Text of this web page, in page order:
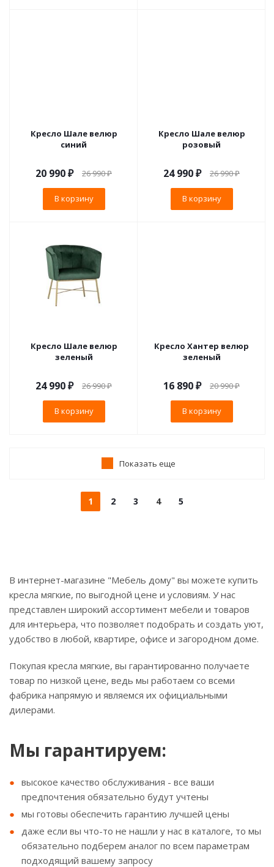
Кресло Шале велюр
синий
20 990₽ 26 990₽
В корзину
Кресло Шале велюр
розовый
24 990₽ 26 990₽
В корзину
Кресло Шале велюр
зеленый
24 990₽ 26 990₽
В корзину
Кресло Хантер велюр
зеленый
16 890₽ 20 990₽
В корзину
Показать еще
1 2 3 4 5
В интернет-магазине "Мебель дому" вы можете купить
кресла мягкие, по выгодной цене и условиям. У нас
представлен широкий ассортимент мебели и товаров
для интерьера, что позволяет подобрать и создать уют,
удобство в любой, квартире, офисе и загородном доме.
Покупая кресла мягкие, вы гарантированно получаете
товар по низкой цене, ведь мы работаем со всеми
фабрика напрямую и являемся их официальными
дилерами.
Мы гарантируем:
высокое качество обслуживания - все ваши
предпочтения обязательно будут учтены
мы готовы обеспечить гарантию лучшей цены
даже если вы что-то не нашли у нас в каталоге, то мы
обязательно подберем аналог по всем параметрам
подходящий вашему запросу